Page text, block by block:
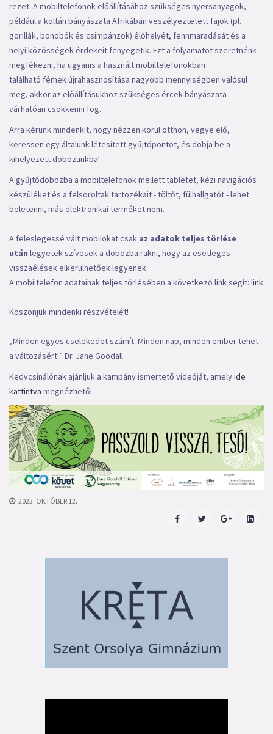
rezet. A mobiltelefonok előállításához szükséges nyersanyagok,
például a koltán bányászata Afrikában veszélyeztetett fajok (pl.
gorillák, bonobók és csimpánzok) élőhelyét, fennmaradását és a
helyi közösségek érdekeit fenyegetik. Ezt a folyamatot szeretnénk
megfékezni, ha ugyanis a használt mobiltelefonokban
található fémek újrahasznosítása nagyobb mennyiségben valósul
meg, akkor az előállításukhoz szükséges ércek bányászata
várhatóan csökkenni fog.
Arra kérünk mindenkit, hogy nézzen körül otthon, vegye elő,
keressen egy általunk létesített gyűjtőpontot, és dobja be a
kihelyezett dobozunkba!
A gyűjtődobozba a mobiltelefonok mellett tabletet, kézi navigációs
készüléket és a felsoroltak tartozékait - töltőt, fülhallgatót - lehet
beletenni, más elektronikai terméket nem.
A feleslegessé vált mobilokat csak az adatok teljes törlése
után legyetek szívesek a dobozba rakni, hogy az esetleges
visszaélések elkerülhetőek legyenek.
A mobiltelefon adatainak teljes törlésében a következő link segít: link
Köszönjük mindenki részvételét!
„Minden egyes cselekedet számít. Minden nap, minden ember tehet
a változásért!” Dr. Jane Goodall
Kedvcsinálónak ajánljuk a kampány ismertető videóját, amelyide
kattintva megnézhető!
2023. OKTÓBER 12.